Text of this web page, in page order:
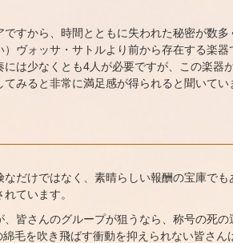
ですから、時間とともに失われた秘密が数
ヴォッサ・サトルより前から存在する楽
は少なくとも4人が必要ですが、この楽器
みると非常に満足感が得られると聞いてい
だけではなく、素晴らしい報酬の宝庫で
ています。
皆さんのグループが狙うなら、称号の死の
毛を吹き飛ばす衝動を抑えられない皆さ